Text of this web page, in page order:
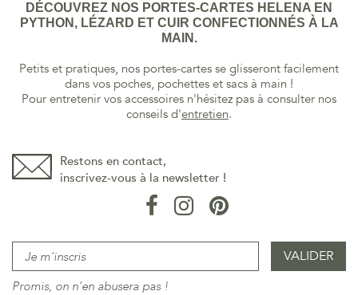
DÉCOUVREZ NOS PORTES-CARTES HELENA EN
PYTHON, LÉZARD ET CUIR CONFECTIONNÉS À LA
MAIN.
Petits et pratiques, nos portes-cartes se glisseront facilement
dans vos poches, pochettes et sacs à main !
Pour entretenir vos accessoires n'hésitez pas à consulter nos
conseils d'entretien.
Restons en contact,
inscrivez-vous à la newsletter !
Promis, on n'en abusera pas !